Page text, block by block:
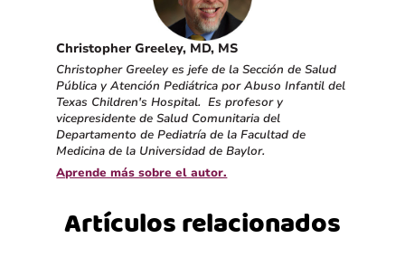
Christopher Greeley, MD, MS
Christopher Greeley es jefe de la Sección de Salud
Pública y Atención Pediátrica por Abuso Infantil del
Texas Children's Hospital. Es profesor y
vicepresidente de Salud Comunitaria del
Departamento de Pediatría de la Facultad de
Medicina de la Universidad de Baylor.
Aprende más sobre el autor.
Artículos relacionados